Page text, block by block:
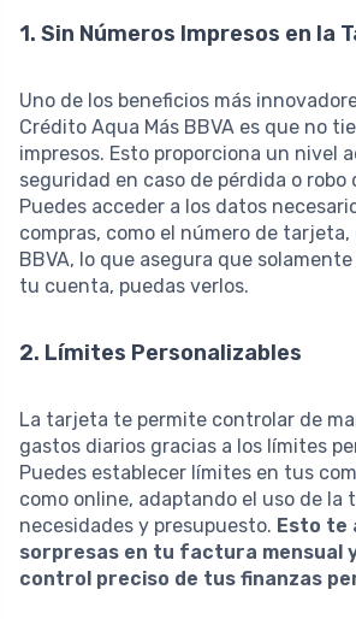
1. Sin Números Impresos en la
Uno de los beneficios más
Crédito Aqua Más BBVA es que no
impresos. Esto proporciona un nivel
seguridad en caso de pérdida o robo
Puedes acceder a los datos
compras, como el número de tarjeta,
BBVA, lo que asegura que
tu cuenta, puedas verlos.
2. Límites Personalizables
La tarjeta te permite controlar de
gastos diarios gracias a los límites
Puedes establecer límites en tus
como online, adaptando el uso de la
necesidades y presupuesto. Esto te
sorpresas en tu factura mensual
control preciso de tus finanzas